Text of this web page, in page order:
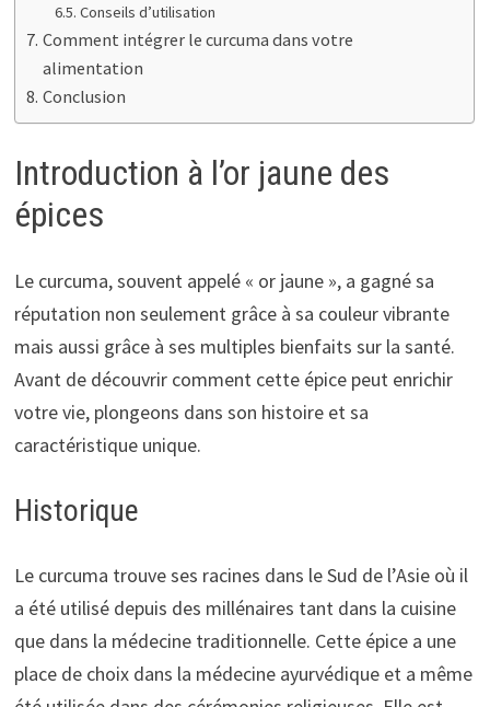
Conseils d’utilisation
Comment intégrer le curcuma dans votre
alimentation
Conclusion
Introduction à l’or jaune des
épices
Le curcuma, souvent appelé « or jaune », a gagné sa
réputation non seulement grâce à sa couleur vibrante
mais aussi grâce à ses multiples bienfaits sur la santé.
Avant de découvrir comment cette épice peut enrichir
votre vie, plongeons dans son histoire et sa
caractéristique unique.
Historique
Le curcuma trouve ses racines dans le Sud de l’Asie où il
a été utilisé depuis des millénaires tant dans la cuisine
que dans la médecine traditionnelle. Cette épice a une
place de choix dans la médecine ayurvédique et a même